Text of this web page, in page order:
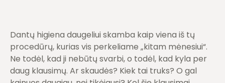
Dantų higiena daugeliui skamba kaip viena iš tų
procedūrų, kurias vis perkeliame „kitam mėnesiui“.
Ne todėl, kad ji nebūtų svarbi, o todėl, kad kyla per
daug klausimų. Ar skaudės? Kiek tai truks? O gal